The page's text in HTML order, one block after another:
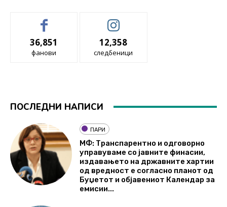
36,851
фанови
12,358
следбеници
ПОСЛЕДНИ НАПИСИ
ПАРИ
МФ: Транспарентно и одговорно
управуваме со јавните финасии,
издавањето на државните хартии
од вредност е согласно планот од
Буџетот и објавениот Календар за
емисии...